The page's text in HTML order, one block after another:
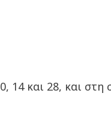
14 και 28, και στη